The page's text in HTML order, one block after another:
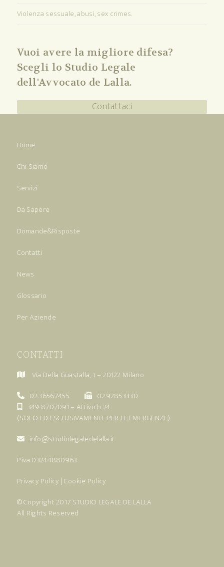
Violenza sessuale, abusi, sex crimes.
Vuoi avere la migliore difesa?
Scegli lo Studio Legale
dell'Avvocato de Lalla.
Contattaci
Home
Chi Siamo
Servizi
Da Sapere
Domande&Risposte
Contatti
News
Glossario
Per Aziende
CONTATTI
Via Della Guastalla, 1 – 20122 Milano
02.36567455
02.92853330
349 8707091 – Attivo h 24
(SOLO ED ESCLUSIVAMENTE PER LE EMERGENZE)
info@studiolegaledelalla.it
P.iva 03244880963
Privacy Policy | Cookie Policy
© Copyright 2017 STUDIO LEGALE DE LALLA
All Rights Reserved